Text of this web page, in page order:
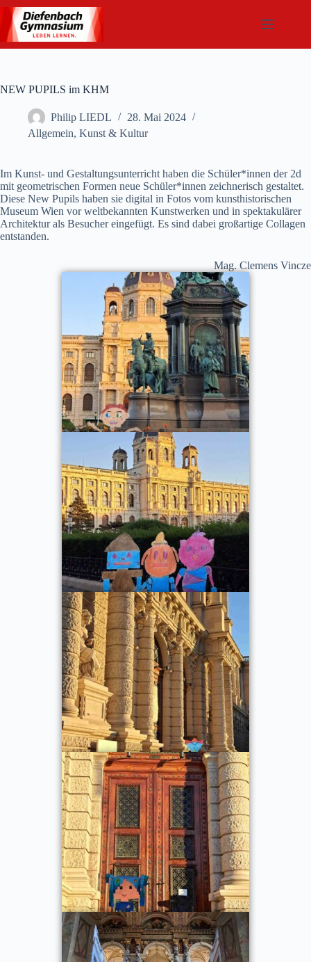
Zum
Inhalt
springen
NEW PUPILS im KHM
Philip LIEDL
28. Mai 2024
Allgemein, Kunst & Kultur
Im Kunst- und Gestaltungsunterricht haben die Schüler*innen der 2d
mit geometrischen Formen neue Schüler*innen zeichnerisch gestaltet.
Diese New Pupils haben sie digital in Fotos vom kunsthistorischen
Museum Wien vor weltbekannten Kunstwerken und in spektakulärer
Architektur als Besucher eingefügt. Es sind dabei großartige Collagen
entstanden.
Mag. Clemens Vincze